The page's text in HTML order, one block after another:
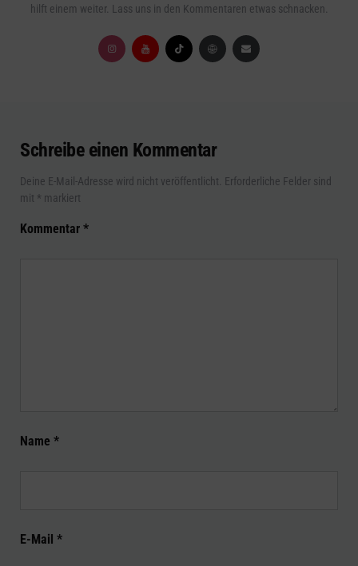
hilft einem weiter. Lass uns in den Kommentaren etwas schnacken.
Schreibe einen Kommentar
Deine E-Mail-Adresse wird nicht veröffentlicht. Erforderliche Felder sind
mit * markiert
Kommentar *
Name *
E-Mail *